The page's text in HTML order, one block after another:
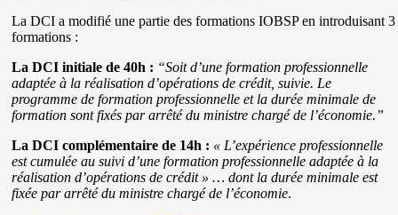
La DCI a modifié une partie des formations IOBSP en introduisant 3
formations :
La DCI initiale de 40h : “Soit d’une formation professionnelle
adaptée à la réalisation d’opérations de crédit, suivie. Le
programme de formation professionnelle et la durée minimale de
formation sont fixés par arrêté du ministre chargé de l’économie.”
La DCI complémentaire de 14h : « L’expérience professionnelle
est cumulée au suivi d’une formation professionnelle adaptée à la
réalisation d’opérations de crédit » … dont la durée minimale est
fixée par arrêté du ministre chargé de l’économie.